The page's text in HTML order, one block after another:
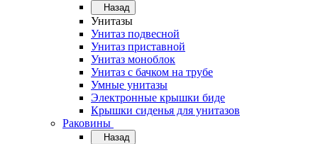
Назад
Унитазы
Унитаз подвесной
Унитаз приставной
Унитаз моноблок
Унитаз с бачком на трубе
Умные унитазы
Электронные крышки биде
Крышки сиденья для унитазов
Раковины
Назад